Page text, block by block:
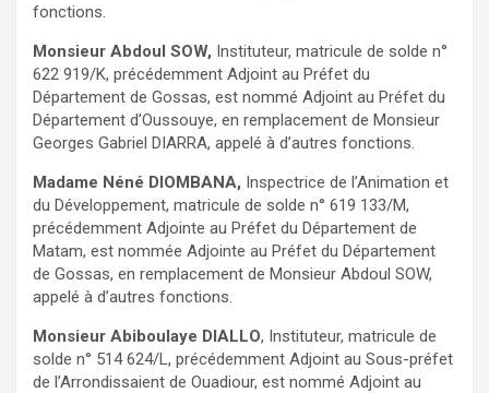
fonctions.
Monsieur Abdoul SOW, Instituteur, matricule de solde n°
622 919/K, précédemment Adjoint au Préfet du
Département de Gossas, est nommé Adjoint au Préfet du
Département d’Oussouye, en remplacement de Monsieur
Georges Gabriel DIARRA, appelé à d’autres fonctions.
Madame Néné DIOMBANA, Inspectrice de l’Animation et
du Développement, matricule de solde n° 619 133/M,
précédemment Adjointe au Préfet du Département de
Matam, est nommée Adjointe au Préfet du Département
de Gossas, en remplacement de Monsieur Abdoul SOW,
appelé à d’autres fonctions.
Monsieur Abiboulaye DIALLO, Instituteur, matricule de
solde n° 514 624/L, précédemment Adjoint au Sous-préfet
de l’Arrondissaient de Ouadiour, est nommé Adjoint au